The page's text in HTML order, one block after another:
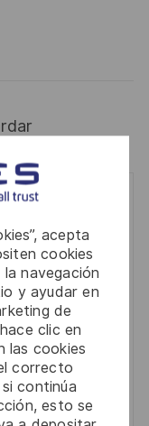
acepta
cookies
navegación
y ayudar en
de
clic en
las cookies
correcto
continúa
esto se
de